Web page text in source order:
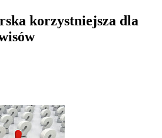
korzystniejsza dla